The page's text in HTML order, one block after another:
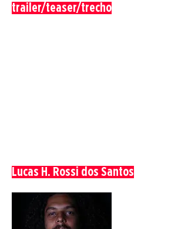
trailer/teaser/trecho
Lucas H. Rossi dos Santos